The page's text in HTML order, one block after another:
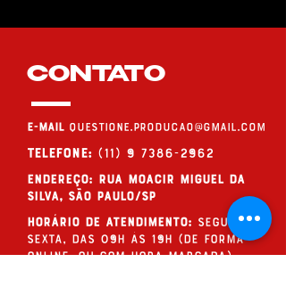
CONTATO
E-MAIL questione.producao@gmail.com
Telefone: (11) 9 7386-2962
endereço: Rua Moacir Miguel da
Silva, São Paulo/SP
Horário de Atendimento: Segunda a
Sexta, das 09h às 19h (de forma
online, ou com hora marcada)